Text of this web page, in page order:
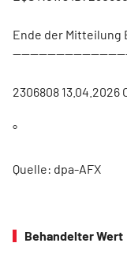
Ende der Mitteilung
2306808 13.04.2026
°
Quelle: dpa-AFX
Behandelter Wert